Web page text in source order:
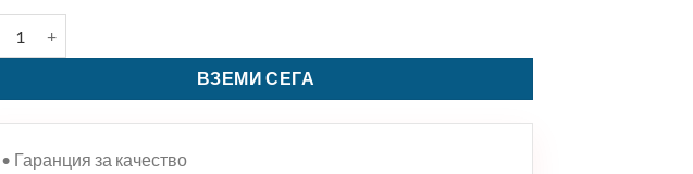
ВЗЕМИ СЕГА
• Гаранция за качество